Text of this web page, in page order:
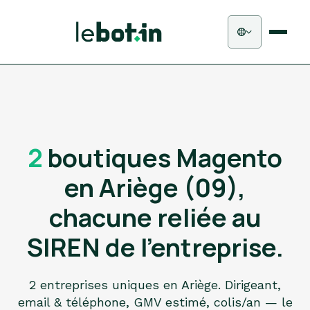
2 boutiques Magento
en Ariège (09),
chacune reliée au
SIREN de l'entreprise.
2 entreprises uniques en Ariège. Dirigeant,
email & téléphone, GMV estimé, colis/an — le